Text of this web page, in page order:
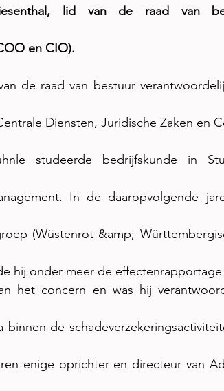
lid van de raad van
en CIO).
de raad van bestuur
Diensten, Juridische Zaken en
studeerde bedrijfskunde in
In de daaropvolgende
(Wüstenrot &amp;
hij onder meer de effectenrapportage
het concern en was hij
binnen de
enige oprichter en directeur van